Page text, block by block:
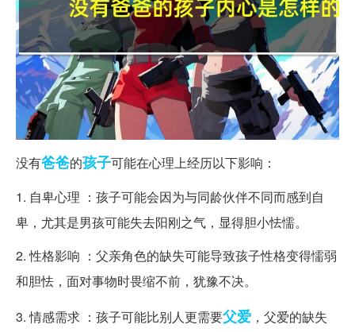
没有爸爸的孩子可能在心理上经历以下影响：
1. 自卑心理 ：孩子可能会因为与同龄伙伴不同而感到自
卑，尤其是男孩可能失去阳刚之气，显得胆小怯懦。
2. 性格影响 ：父亲角色的缺失可能导致孩子性格变得懦弱
和胆怯，面对事物时畏缩不前，犹豫不决。
3. 情感需求 ：孩子可能比别人更需要父爱 ，父爱的缺失